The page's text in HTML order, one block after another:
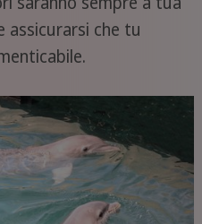
assicurarsi che tu